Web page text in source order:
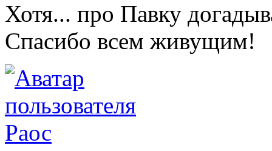
Хотя... про Павку
Спасибо всем живущим!
Раос